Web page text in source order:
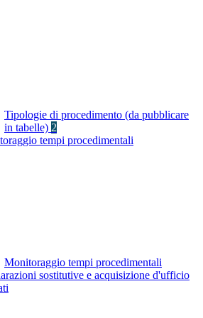
Tipologie di procedimento (da pubblicare
in tabelle) 2
tempi procedimentali
Monitoraggio tempi procedimentali
sostitutive e acquisizione d'ufficio